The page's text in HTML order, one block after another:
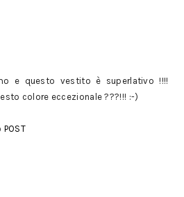
e questo vestito è superlativo !!!!
colore eccezionale ???!!! :-)
POST